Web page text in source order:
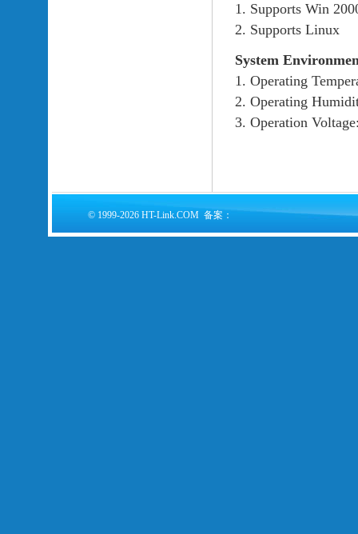
1. Supports Win
2. Supports Linux
System
1. Operating
2. Operating
3. Operation
© 1999-2026 HT-Link.COM 备案：